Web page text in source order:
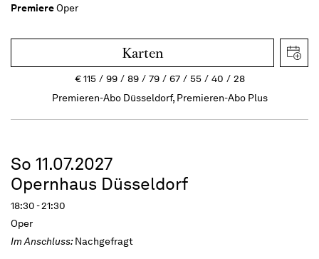
PremiereOper
Karten
€115 99 89 79 67 55 40
28
Premieren-Abo Düsseldorf, Premieren-Abo Plus
So 11.07.2027
Opernhaus Düsseldorf
18:30 - 21:30
Oper
Im Anschluss:Nachgefragt